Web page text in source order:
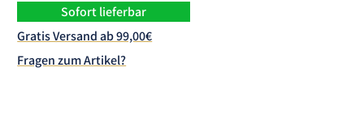
Sofort lieferbar
Gratis Versand ab 99,00€
Fragen zum Artikel?